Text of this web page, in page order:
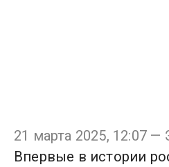
21 марта 2025, 12:07 —
Впервые в истории